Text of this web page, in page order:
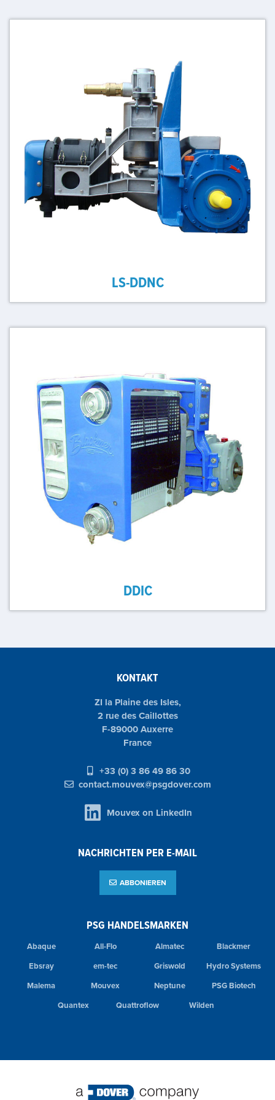
LS-DDNC
DDIC
PSG HANDELSMARKEN
Abaque All-Flo Almatec
Blackmer
Ebsray
em-tec Griswold
Hydro Systems
Malema
Mouvex Neptune
PSG Biotech
Quantex
Quattroflow Wilden
KONTAKT
ZI la Plaine des Isles,
2 rue des Caillottes
F-89000 Auxerre
France
+33 (0) 3 86 49 86 30
contact.mouvex@psgdover.com
Mouvex on LinkedIn
NACHRICHTEN PER E-MAIL
ABBONIEREN